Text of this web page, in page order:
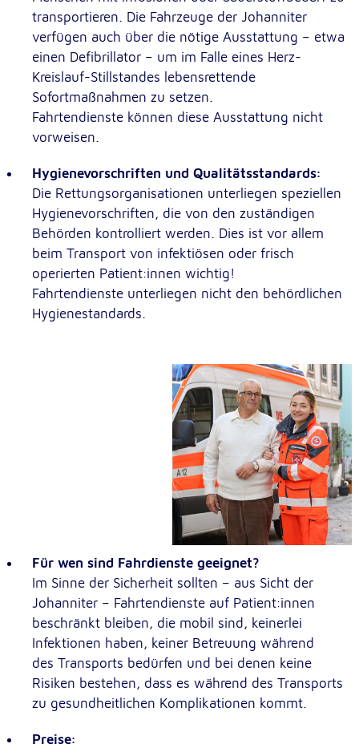
transportieren. Die Fahrzeuge der Johanniter
verfügen auch über die nötige Ausstattung – etwa
einen Defibrillator – um im Falle eines Herz-
Kreislauf-Stillstandes lebensrettende
Sofortmaßnahmen zu setzen.
Fahrtendienste können diese Ausstattung nicht
vorweisen.
Hygienevorschriften und Qualitätsstandards:
Die Rettungsorganisationen unterliegen speziellen
Hygienevorschriften, die von den zuständigen
Behörden kontrolliert werden. Dies ist vor allem
beim Transport von infektiösen oder frisch
operierten Patient:innen wichtig!
Fahrtendienste unterliegen nicht den behördlichen
Hygienestandards.
Für wen sind Fahrdienste geeignet?
Im Sinne der Sicherheit sollten – aus Sicht der
Johanniter – Fahrtendienste auf Patient:innen
beschränkt bleiben, die mobil sind, keinerlei
Infektionen haben, keiner Betreuung während
des Transports bedürfen und bei denen keine
Risiken bestehen, dass es während des Transports
zu gesundheitlichen Komplikationen kommt.
Preise:
Google LLC
Zweck:
Einbinden von interaktiven Google Karten
Cookie Laufzeit:
6 Monate